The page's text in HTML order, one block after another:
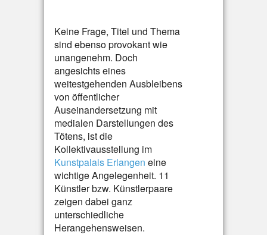
Keine Frage, Titel und Thema
sind ebenso provokant wie
unangenehm. Doch
angesichts eines
weitestgehenden Ausbleibens
von öffentlicher
Auseinandersetzung mit
medialen Darstellungen des
Tötens, ist die
Kollektivausstellung im
Kunstpalais Erlangen eine
wichtige Angelegenheit. 11
Künstler bzw. Künstlerpaare
zeigen dabei ganz
unterschiedliche
Herangehensweisen.